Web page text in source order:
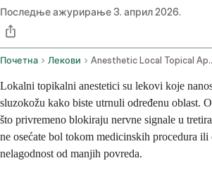
Последње ажурирање3. април 2026.
Почетна Лекови Anesthetic
Lokalni topikalni anestetici su lekovi koje
sluzokožu kako biste utrnuli određenu oblast.
što privremeno blokiraju nervne signale u
ne osećate bol tokom medicinskih procedura ili
nelagodnost od manjih povreda.